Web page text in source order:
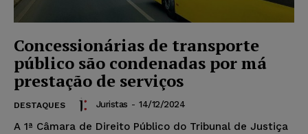
Concessionárias de transporte
público são condenadas por má
prestação de serviços
DESTAQUES Juristas - 14/12/2024
A 1ª Câmara de Direito Público do Tribunal de Justiça